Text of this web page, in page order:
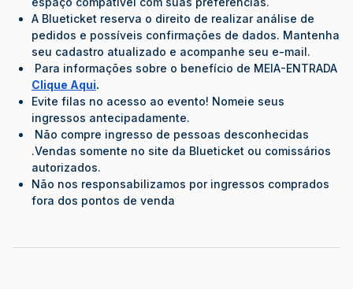
A Blueticket reserva o direito de realizar análise de
pedidos e possíveis confirmações de dados. Mantenha
seu cadastro atualizado e acompanhe seu e-mail.
Para informações sobre o benefício de MEIA-ENTRADA
Clique Aqui.
Evite filas no acesso ao evento! Nomeie seus
ingressos antecipadamente.
Não compre ingresso de pessoas desconhecidas
.Vendas somente no site da Blueticket ou comissários
autorizados.
Não nos responsabilizamos por ingressos comprados
fora dos pontos de venda